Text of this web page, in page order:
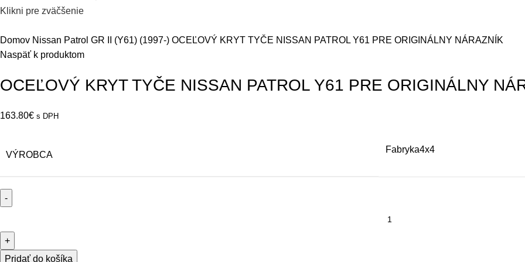
Klikni pre zväčšenie
Domov Nissan Patrol GR II (Y61) (1997-) OCEĽOVÝ KRYT TYČE NISSAN PATROL Y61 PRE ORIGINÁLNY NÁRAZNÍK
Naspäť k produktom
OCEĽOVÝ KRYT TYČE NISSAN PATROL Y61 PRE ORIGINÁLNY
163.80€ s DPH
VÝROBCA
Fabryka4x4
KRYT
TYČE
Pridať do košíka